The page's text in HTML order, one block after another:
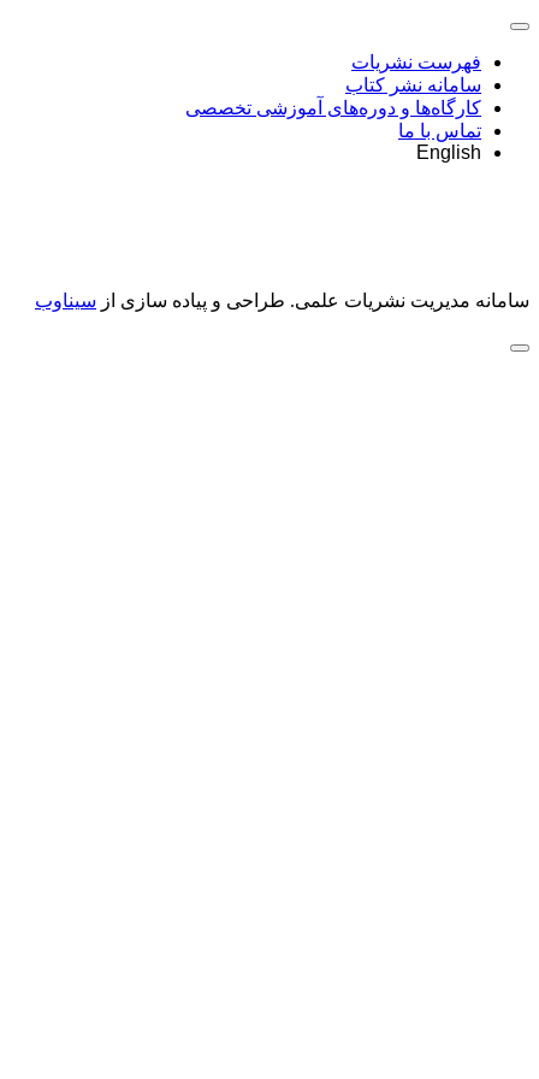
فهرست نشریات
سامانه نشر کتاب
کارگاه‌ها و دوره‌های آموزشی تخصصی
تماس با ما
English
سامانه مدیریت نشریات علمی. طراحی و پیاده سازی از سیناوب